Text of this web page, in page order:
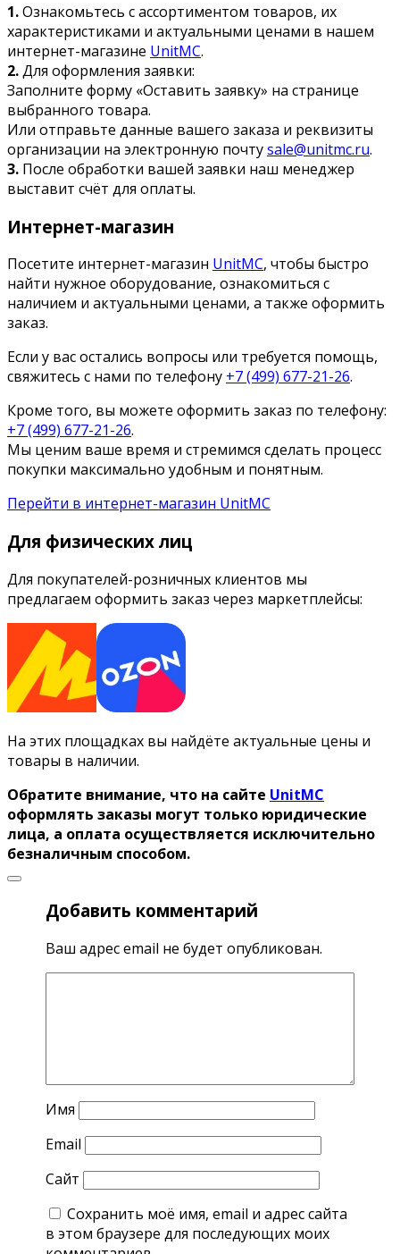
1.Ознакомьтесь с ассортиментом товаров, их
характеристиками и актуальными ценами в нашем
интернет-магазине UnitMC.
2.Для оформления заявки:
Заполните форму «Оставить заявку» на странице
выбранного товара.
Или отправьте данные вашего заказа и реквизиты
организации на электронную почтуsale@unitmc.ru.
3. После обработки вашей заявки наш менеджер
выставит счёт для оплаты.
Интернет-магазин
Посетите интернет-магазин UnitMC, чтобы быстро
найти нужное оборудование, ознакомиться с
наличием и актуальными ценами, а также оформить
заказ.
Если у вас остались вопросы или требуется помощь,
свяжитесь с нами по телефону +7 (499) 677-21-26.
Кроме того, вы можете оформить заказ по телефону:
+7 (499) 677-21-26.
Мы ценим ваше время и стремимся сделать процесс
покупки максимально удобным и понятным.
Перейти в интернет-магазин UnitMC
Для физических лиц
Для покупателей-розничных клиентов мы
предлагаем оформить заказ через маркетплейсы:
На этих площадках вы найдёте актуальные цены и
товары в наличии.
Обратите внимание, что на сайте UnitMC
оформлять заказы могут только юридические
лица, а оплата осуществляется исключительно
безналичным способом.
Добавить комментарий
Ваш адрес email не будет опубликован.
Имя
Email
Сайт
Сохранить моё имя, email и адрес сайта
в этом браузере для последующих моих